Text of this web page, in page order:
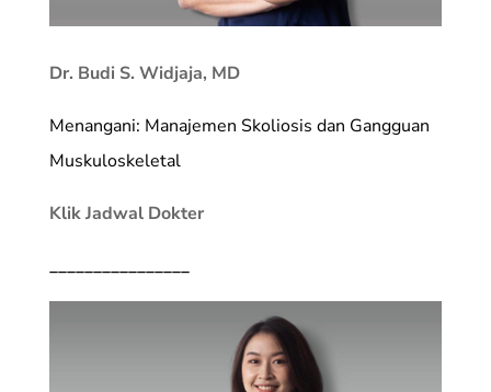
Dr. Budi S. Widjaja, MD
Menangani: Manajemen Skoliosis dan Gangguan
Muskuloskeletal
Klik Jadwal Dokter
________________